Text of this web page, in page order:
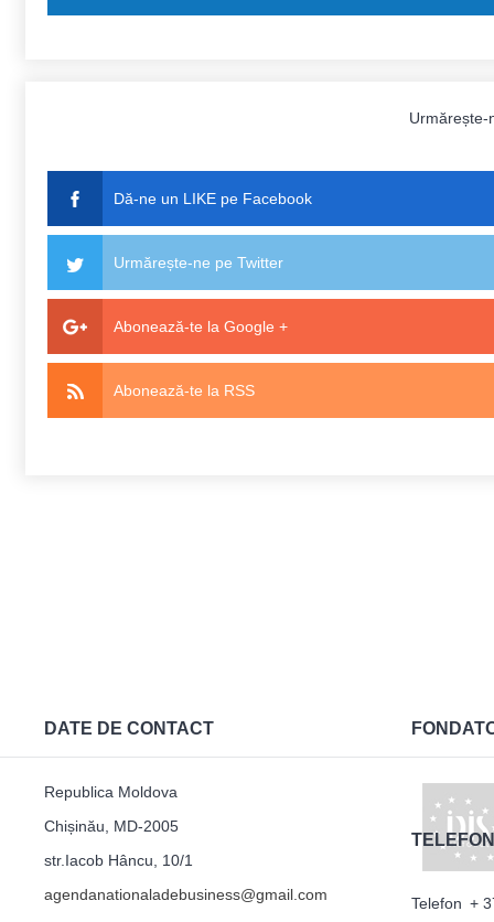
Dă-ne un LIKE pe Facebook
Urmărește-ne pe Twitter
Abonează-te la Google +
Abonează-te la RSS
DATE DE CONTACT
Republica Moldova
Chișinău, MD-2005
str.Iacob Hâncu, 10/1
agendanationaladebusiness@gmail.com
Telefon +